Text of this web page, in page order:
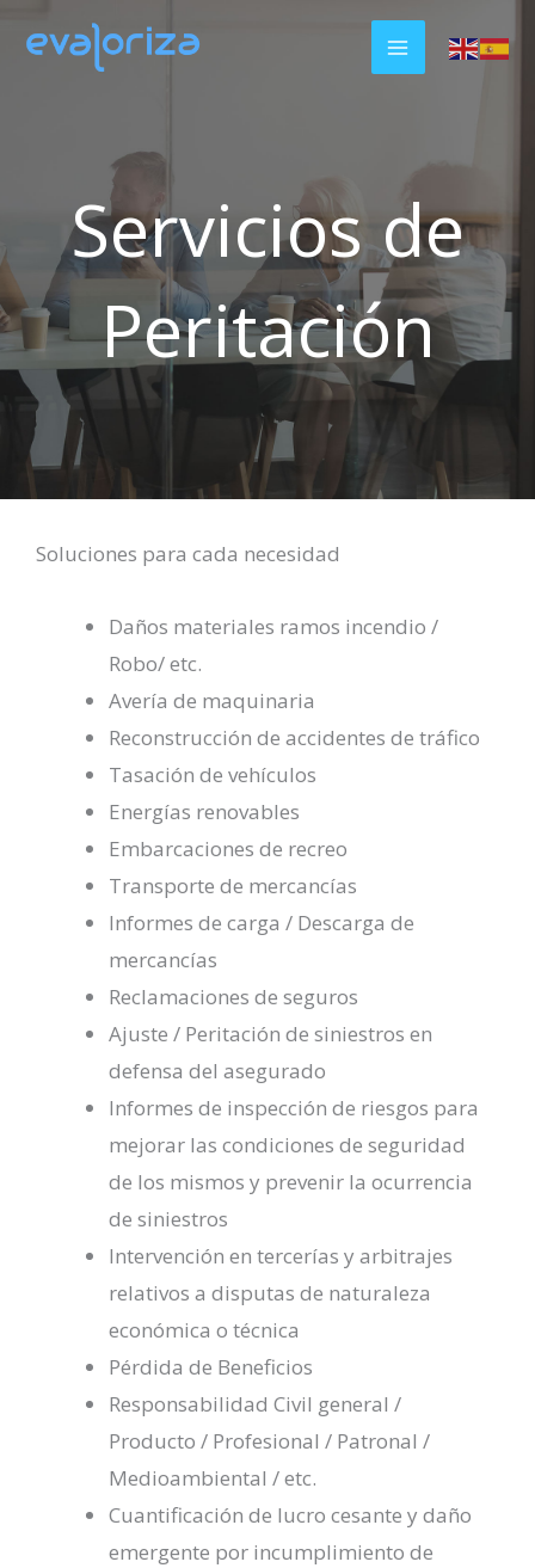
Servicios de
Peritación
Soluciones para cada necesidad
Daños materiales ramos incendio /
Robo/ etc.
Avería de maquinaria
Reconstrucción de accidentes de tráfico
Tasación de vehículos
Energías renovables
Embarcaciones de recreo
Transporte de mercancías
Informes de carga / Descarga de
mercancías
Reclamaciones de seguros
Ajuste / Peritación de siniestros en
defensa del asegurado
Informes de inspección de riesgos para
mejorar las condiciones de seguridad
de los mismos y prevenir la ocurrencia
de siniestros
Intervención en tercerías y arbitrajes
relativos a disputas de naturaleza
económica o técnica
Pérdida de Beneficios
Responsabilidad Civil general /
Producto / Profesional / Patronal /
Medioambiental / etc.
Cuantificación de lucro cesante y daño
emergente por incumplimiento de